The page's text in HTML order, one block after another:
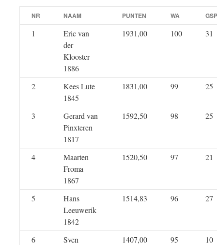
NR NAAM PUNTEN WA GSP
1
Eric van
der
Klooster
1886
1931,00 100 31
2
Kees Lute
1845
1831,00 99 25
3
Gerard van
Pinxteren
1817
1592,50 98 25
4
Maarten
Froma
1867
1520,50 97 21
5
Hans
Leeuwerik
1842
1514,83 96 27
6
Sven
1407,00 95 10